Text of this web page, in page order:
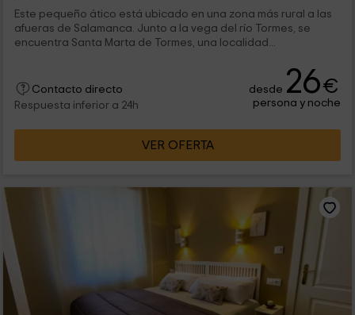
Este pequeño ático está ubicado en una zona más rural a las
afueras de Salamanca. Junto a la vega del río Tormes, se
encuentra Santa Marta de Tormes, una localidad...
Contacto directo
Respuesta inferior a 24h
desde 26€
persona y noche
VER OFERTA